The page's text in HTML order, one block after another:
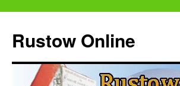
springen
Rustow Online